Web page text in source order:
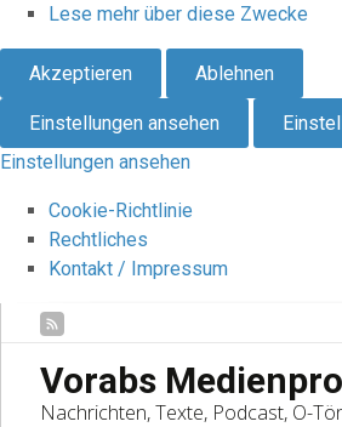
Lese mehr über diese Zwecke
Akzeptieren Ablehnen
Einstellungen ansehen
Einstellungen ansehen
Cookie-Richtlinie
Rechtliches
Kontakt / Impressum
Vorabs
Nachrichten, Texte, Podcast, O-